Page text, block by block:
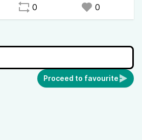
0 0
Proceed to favourite